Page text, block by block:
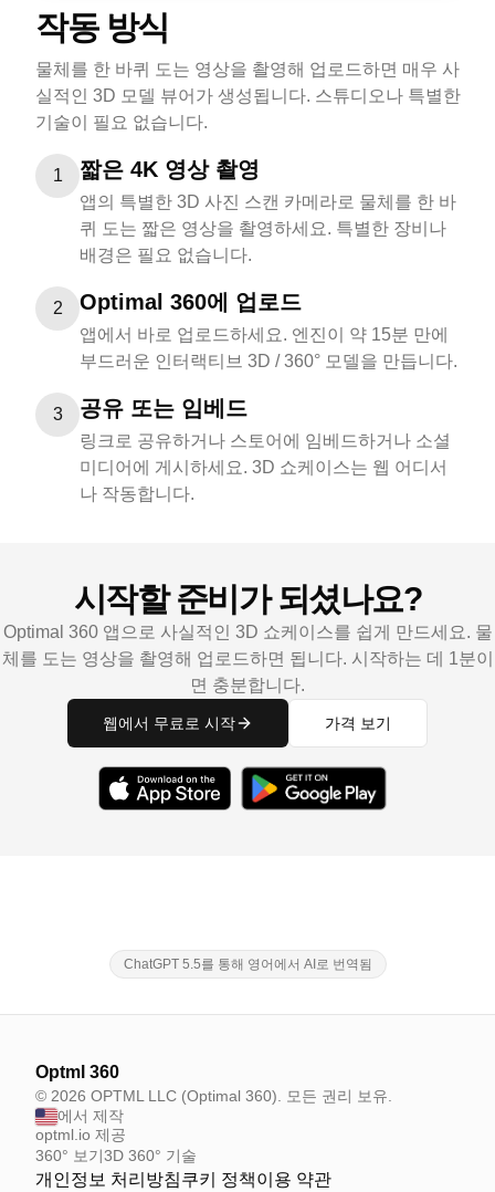
작동 방식
물체를 한 바퀴 도는 영상을 촬영해 업로드하면 매우 사
실적인 3D 모델 뷰어가 생성됩니다. 스튜디오나 특별한
기술이 필요 없습니다.
1 짧은 4K 영상 촬영
앱의 특별한 3D 사진 스캔 카메라로 물체를 한 바
퀴 도는 짧은 영상을 촬영하세요. 특별한 장비나
배경은 필요 없습니다.
2 Optimal 360에 업로드
앱에서 바로 업로드하세요. 엔진이 약 15분 만에
부드러운 인터랙티브 3D / 360° 모델을 만듭니다.
3 공유 또는 임베드
링크로 공유하거나 스토어에 임베드하거나 소셜
미디어에 게시하세요. 3D 쇼케이스는 웹 어디서
나 작동합니다.
시작할 준비가 되셨나요?
Optimal 360 앱으로 사실적인 3D 쇼케이스를 쉽게 만드세요. 물
체를 도는 영상을 촬영해 업로드하면 됩니다. 시작하는 데 1분이
면 충분합니다.
웹에서 무료로 시작 가격 보기
ChatGPT 5.5를 통해 영어에서 AI로 번역됨
Optml 360
© 2026 OPTML LLC (Optimal 360). 모든 권리 보유.
에서 제작
optml.io 제공
360° 보기3D 360° 기술
개인정보 처리방침쿠키 정책이용 약관